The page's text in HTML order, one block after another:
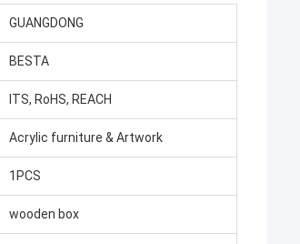
GUANGDONG
BESTA
ITS, RoHS, REACH
Acrylic furniture & Artwork
1PCS
wooden box